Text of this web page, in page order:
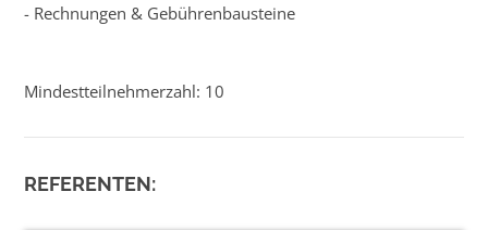
- Rechnungen & Gebührenbausteine
Mindestteilnehmerzahl: 10
REFERENTEN: